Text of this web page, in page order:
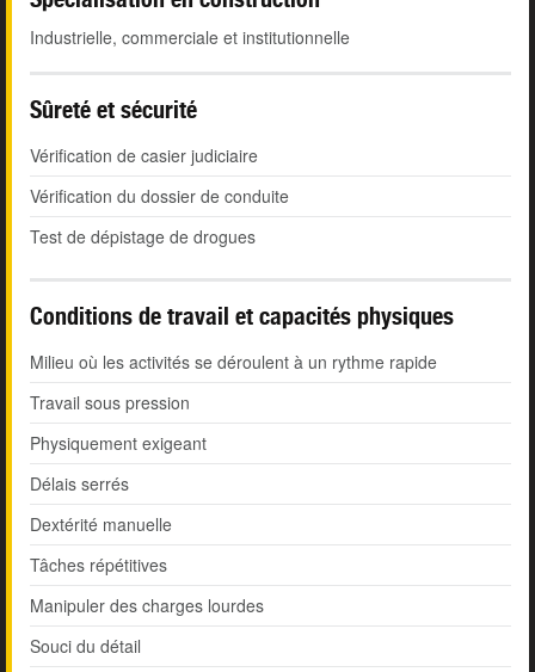
Industrielle, commerciale et institutionnelle
Sûreté et sécurité
Vérification de casier judiciaire
Vérification du dossier de conduite
Test de dépistage de drogues
Conditions de travail et capacités physiques
Milieu où les activités se déroulent à un rythme rapide
Travail sous pression
Physiquement exigeant
Délais serrés
Dextérité manuelle
Tâches répétitives
Manipuler des charges lourdes
Souci du détail